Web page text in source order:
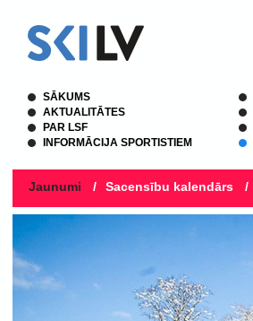
SĀKUMS
AKTUALITĀTES
PAR LSF
INFORMĀCIJA SPORTISTIEM
Jaunumi / Sacensību kalendārs /